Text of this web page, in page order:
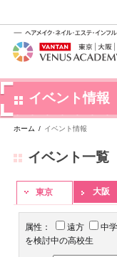
イベント情報
ホーム / イベント情報
イベント一覧
東京 大阪
属性： 遠方 中
を検討中の高校生